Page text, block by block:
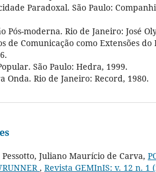
Paradoxal. São Paulo:
Pós-moderna. Rio de Janeiro: José
de Comunicação como Extensões do
São Paulo: Hedra, 1999.
Onda. Rio de Janeiro: Record, 1980.
Juliano Maurício de Carva,
, Revista GEMInIS: v. 12 n. 1